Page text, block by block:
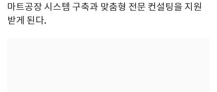
마트공장 시스템 구축과 맞춤형 전문 컨설팅을 지원
받게 된다.